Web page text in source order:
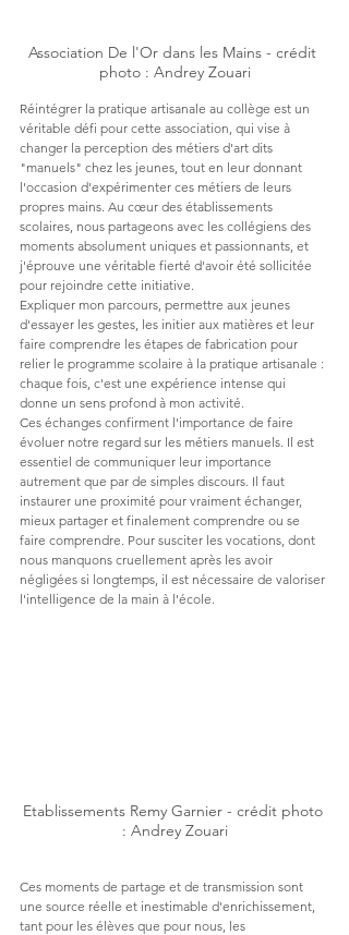
Association De l'Or dans les Mains - crédit
photo : Andrey Zouari
Réintégrer la pratique artisanale au collège est un
véritable défi pour cette association, qui vise à
changer la perception des métiers d'art dits
"manuels" chez les jeunes, tout en leur donnant
l'occasion d'expérimenter ces métiers de leurs
propres mains. Au cœur des établissements
scolaires, nous partageons avec les collégiens des
moments absolument uniques et passionnants, et
j'éprouve une véritable fierté d'avoir été sollicitée
pour rejoindre cette initiative.
Expliquer mon parcours, permettre aux jeunes
d'essayer les gestes, les initier aux matières et leur
faire comprendre les étapes de fabrication pour
relier le programme scolaire à la pratique artisanale :
chaque fois, c'est une expérience intense qui
donne un sens profond à mon activité.
Ces échanges confirment l'importance de faire
évoluer notre regard sur les métiers manuels. Il est
essentiel de communiquer leur importance
autrement que par de simples discours. Il faut
instaurer une proximité pour vraiment échanger,
mieux partager et finalement comprendre ou se
faire comprendre. Pour susciter les vocations, dont
nous manquons cruellement après les avoir
négligées si longtemps, il est nécessaire de valoriser
l'intelligence de la main à l'école.
Etablissements Remy Garnier - crédit photo
: Andrey Zouari
Ces moments de partage et de transmission sont
une source réelle et inestimable d'enrichissement,
tant pour les élèves que pour nous, les